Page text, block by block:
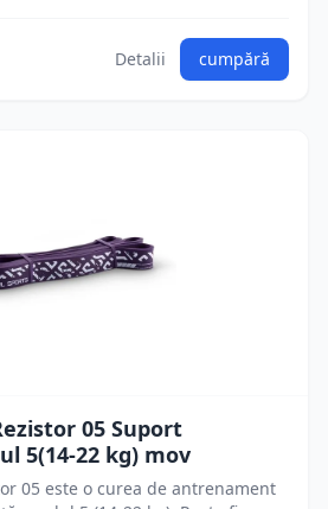
Detalii cumpără
05 Suport
5(14-22 kg) mov
05 este o curea de antrenament